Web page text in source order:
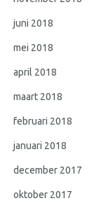
juni 2018
mei 2018
april 2018
maart 2018
februari 2018
januari 2018
december 2017
oktober 2017